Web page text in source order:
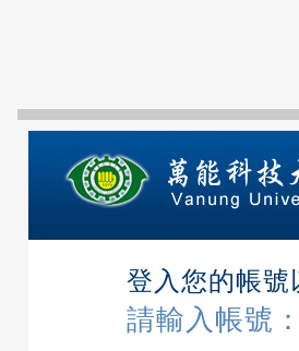
登入您的帳號
請輸入帳號